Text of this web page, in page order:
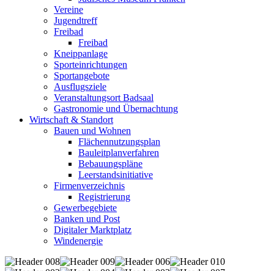
Vereine
Jugendtreff
Freibad
Freibad
Kneippanlage
Sporteinrichtungen
Sportangebote
Ausflugsziele
Veranstaltungsort Badsaal
Gastronomie und Übernachtung
Wirtschaft & Standort
Bauen und Wohnen
Flächennutzungsplan
Bauleitplanverfahren
Bebauungspläne
Leerstandsinitiative
Firmenverzeichnis
Registrierung
Gewerbegebiete
Banken und Post
Digitaler Marktplatz
Windenergie